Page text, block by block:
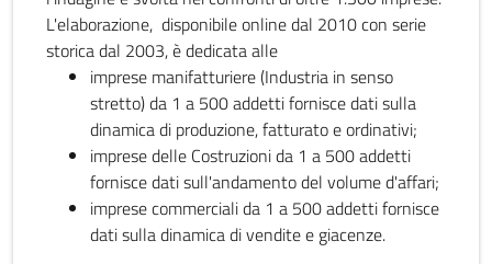
L'elaborazione, disponibile online dal 2010 con serie
storica dal 2003, è dedicata alle
imprese manifatturiere (Industria in senso
stretto) da 1 a 500 addetti fornisce dati sulla
dinamica di produzione, fatturato e ordinativi;
imprese delle Costruzioni da 1 a 500 addetti
fornisce dati sull'andamento del volume d'affari;
imprese commerciali da 1 a 500 addetti fornisce
dati sulla dinamica di vendite e giacenze.